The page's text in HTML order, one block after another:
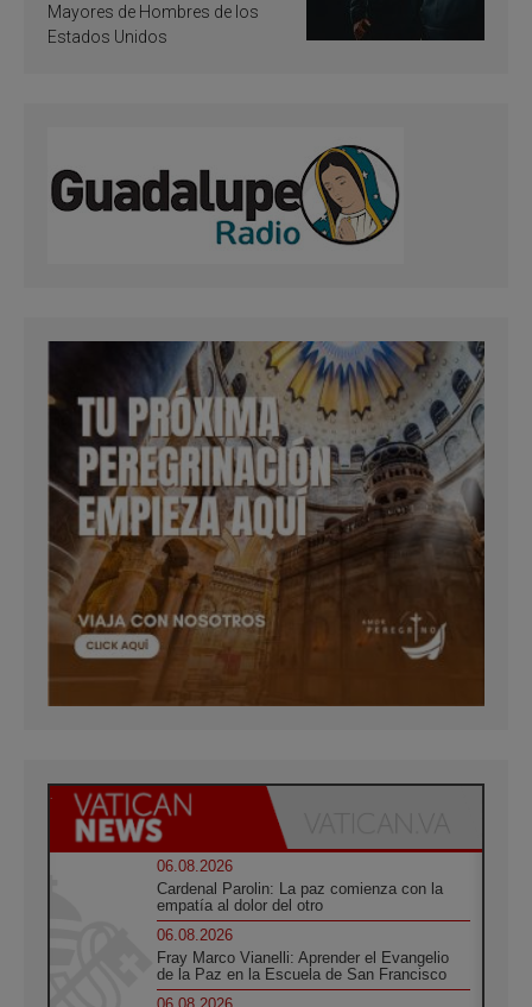
Mayores de Hombres de los
Estados Unidos
06.08.2026
Cardenal Parolin: La paz comienza con la
empatía al dolor del otro
06.08.2026
Fray Marco Vianelli: Aprender el Evangelio
de la Paz en la Escuela de San Francisco